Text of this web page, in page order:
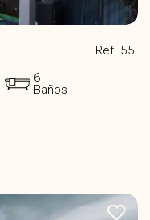
Ref. 55
6
Baños